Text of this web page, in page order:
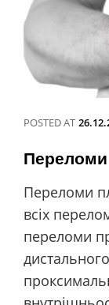
POSTED AT
Переломи
Переломи
всіх
переломи